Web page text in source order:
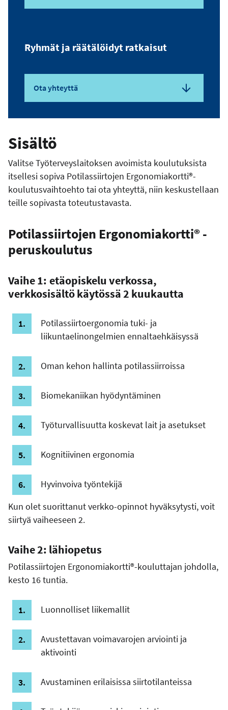
Ryhmät ja räätälöidyt ratkaisut
Ota yhteyttä
Sisältö
Valitse Työterveyslaitoksen avoimista koulutuksista
itsellesi sopiva Potilassiirtojen Ergonomiakortti®-
koulutusvaihtoehto tai ota yhteyttä, niin keskustellaan
teille sopivasta toteutustavasta.
Potilassiirtojen Ergonomiakortti® -
peruskoulutus
Vaihe 1: etäopiskelu verkossa,
verkkosisältö käytössä 2 kuukautta
Potilassiirtoergonomia tuki- ja
liikuntaelinongelmien ennaltaehkäisyssä
Oman kehon hallinta potilassiirroissa
Biomekaniikan hyödyntäminen
Työturvallisuutta koskevat lait ja asetukset
Kognitiivinen ergonomia
Hyvinvoiva työntekijä
Kun olet suorittanut verkko-opinnot hyväksytysti, voit
siirtyä vaiheeseen 2.
Vaihe 2: lähiopetus
Potilassiirtojen Ergonomiakortti®-kouluttajan johdolla,
kesto 16 tuntia.
Luonnolliset liikemallit
Avustettavan voimavarojen arviointi ja
aktivointi
Avustaminen erilaisissa siirtotilanteissa